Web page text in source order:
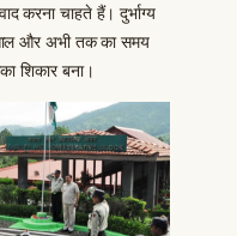
करना चाहते हैं। दुर्भाग्य
और अभी तक का समय
शिकार बना।